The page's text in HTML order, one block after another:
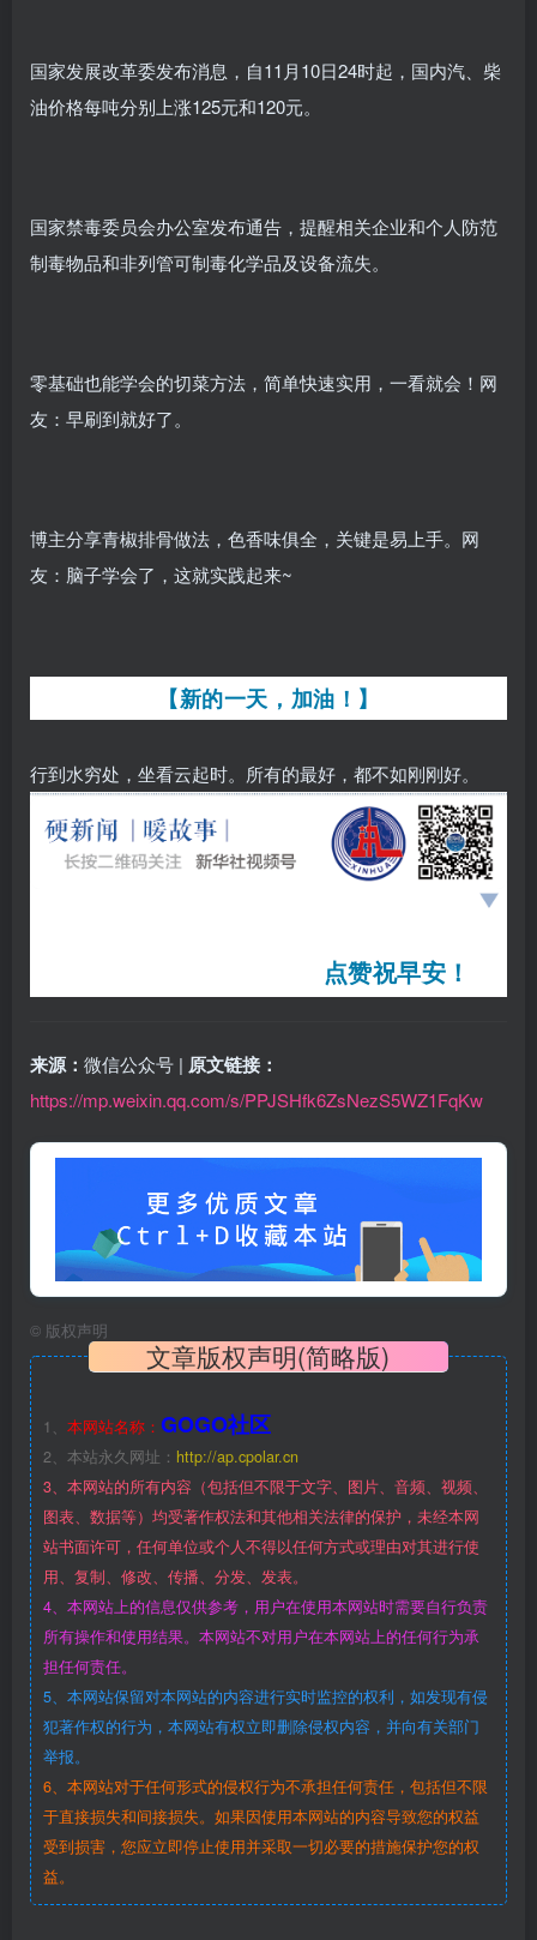
国家发展改革委发布消息，自11月10日24时起，国内汽、柴
油价格每吨分别上涨125元和120元。
国家禁毒委员会办公室发布通告，提醒相关企业和个人防范
制毒物品和非列管可制毒化学品及设备流失。
零基础也能学会的切菜方法，简单快速实用，一看就会！网
友：早刷到就好了。
博主分享青椒排骨做法，色香味俱全，关键是易上手。网
友：脑子学会了，这就实践起来~
【新的一天，加油！】
行到水穷处，坐看云起时。所有的最好，都不如刚刚好。
点赞祝早安！
来源： 微信公众号 | 原文链接：
https://mp.weixin.qq.com/s/PPJSHfk6ZsNezS5WZ1FqKw
© 版权声明
文章版权声明(简略版)
1、 本网站名称： GOGO社区
2、本站永久网址： http://ap.cpolar.cn
3、本网站的所有内容（包括但不限于文字、图片、音频、视频、
图表、数据等）均受著作权法和其他相关法律的保护，未经本网
站书面许可，任何单位或个人不得以任何方式或理由对其进行使
用、复制、修改、传播、分发、发表。
4、本网站上的信息仅供参考，用户在使用本网站时需要自行负责
所有操作和使用结果。本网站不对用户在本网站上的任何行为承
担任何责任。
5、本网站保留对本网站的内容进行实时监控的权利，如发现有侵
犯著作权的行为，本网站有权立即删除侵权内容，并向有关部门
举报。
6、本网站对于任何形式的侵权行为不承担任何责任，包括但不限
于直接损失和间接损失。如果因使用本网站的内容导致您的权益
受到损害，您应立即停止使用并采取一切必要的措施保护您的权
益。